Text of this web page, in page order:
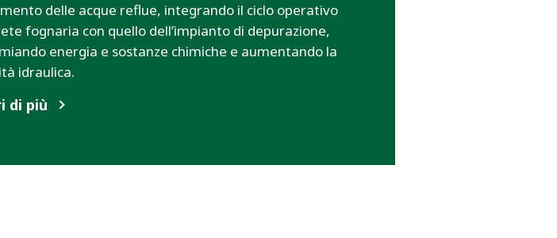
delle acque reflue, integrando il ciclo operativo
fognaria con quello dell’impianto di depurazione,
energia e sostanze chimiche e aumentando la
idraulica.
di più